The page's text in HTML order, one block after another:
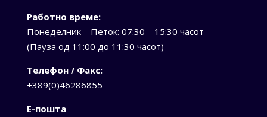
Работно време:
Понеделник – Петок: 07:30 – 15:30 часот
(Пауза од 11:00 до 11:30 часот)
Телефон / Факс:
+389(0)46286855
Е-пошта